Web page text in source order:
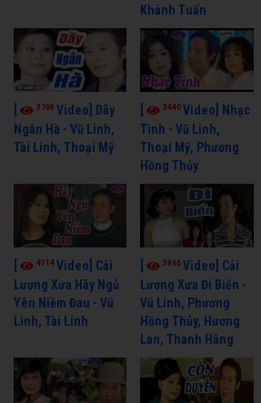
Khánh Tuấn
3769 Video] Dãy
Ngân Hà - Vũ Linh,
Tài Linh, Thoại Mỹ
3440Video] Nhạc
Tình - Vũ Linh,
Thoại Mỹ, Phương
Hồng Thủy
4114Video] Cải
Lương Xưa Hãy Ngủ
Yên Niềm Đau - Vũ
Linh, Tài Linh
3966Video] Cải
Lương Xưa Đi Biển -
Vũ Linh, Phương
Hồng Thủy, Hương
Lan, Thanh Hằng